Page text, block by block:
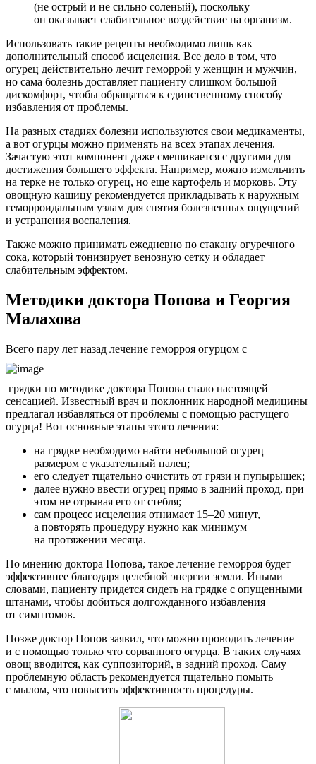
(не острый и не сильно соленый), поскольку
он оказывает слабительное воздействие на организм.
Использовать такие рецепты необходимо лишь как
дополнительный способ исцеления. Все дело в том, что
огурец действительно лечит геморрой у женщин и мужчин,
но сама болезнь доставляет пациенту слишком большой
дискомфорт, чтобы обращаться к единственному способу
избавления от проблемы.
На разных стадиях болезни используются свои медикаменты,
а вот огурцы можно применять на всех этапах лечения.
Зачастую этот компонент даже смешивается с другими для
достижения большего эффекта. Например, можно измельчить
на терке не только огурец, но еще картофель и морковь. Эту
овощную кашицу рекомендуется прикладывать к наружным
геморроидальным узлам для снятия болезненных ощущений
и устранения воспаления.
Также можно принимать ежедневно по стакану огуречного
сока, который тонизирует венозную сетку и обладает
слабительным эффектом.
Методики доктора Попова и Георгия
Малахова
Всего пару лет назад лечение геморроя огурцом с
грядки по методике доктора Попова стало настоящей
сенсацией. Известный врач и поклонник народной медицины
предлагал избавляться от проблемы с помощью растущего
огурца! Вот основные этапы этого лечения:
на грядке необходимо найти небольшой огурец
размером с указательный палец;
его следует тщательно очистить от грязи и пупырышек;
далее нужно ввести огурец прямо в задний проход, при
этом не отрывая его от стебля;
сам процесс исцеления отнимает 15–20 минут,
а повторять процедуру нужно как минимум
на протяжении месяца.
По мнению доктора Попова, такое лечение геморроя будет
эффективнее благодаря целебной энергии земли. Иными
словами, пациенту придется сидеть на грядке с опущенными
штанами, чтобы добиться долгожданного избавления
от симптомов.
Позже доктор Попов заявил, что можно проводить лечение
и с помощью только что сорванного огурца. В таких случаях
овощ вводится, как суппозиторий, в задний проход. Саму
проблемную область рекомендуется тщательно помыть
с мылом, что повысить эффективность процедуры.